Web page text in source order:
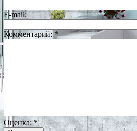
E-mail:
Комментарий: *
Оценка:*